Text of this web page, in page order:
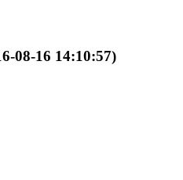
08-16 14:10:57)